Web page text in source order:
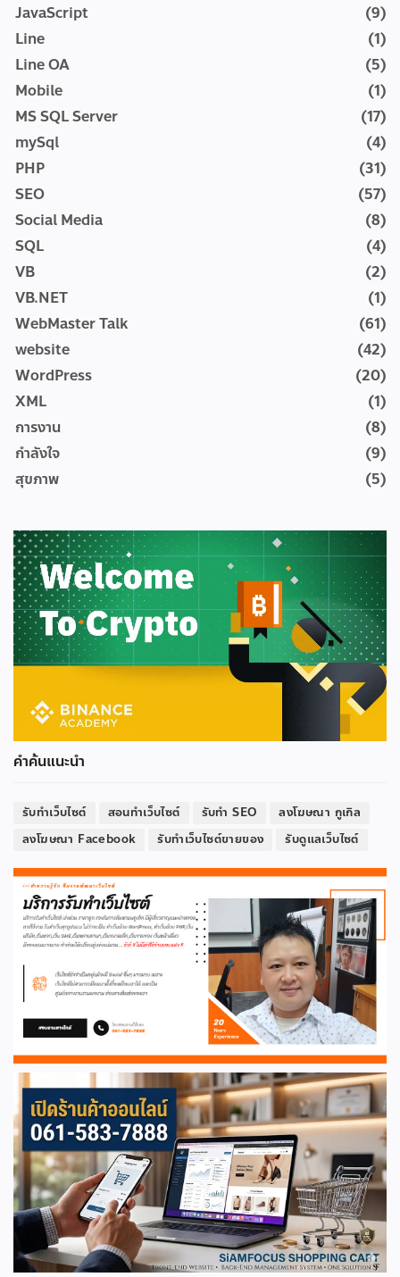
JavaScript
(9)
Line
(1)
Line OA
(5)
Mobile
(1)
MS SQL Server
(17)
mySql
(4)
PHP
(31)
SEO
(57)
Social Media
(8)
SQL
(4)
VB
(2)
VB.NET
(1)
WebMaster Talk
(61)
website
(42)
WordPress
(20)
XML
(1)
การงาน
(8)
กำลังใจ
(9)
สุขภาพ
(5)
คำค้นแนะนำ
รับทำเว็บไซต์ สอนทำเว็บไซต์ รับทำ SEO
ลงโฆษณา กูเกิล
ลงโฆษณา Facebook
รับทำเว็บไซต์ขายของ รับดูแลเว็บไซต์